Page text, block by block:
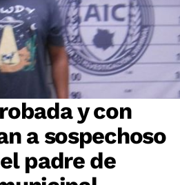
y con
a sospechoso
padre de